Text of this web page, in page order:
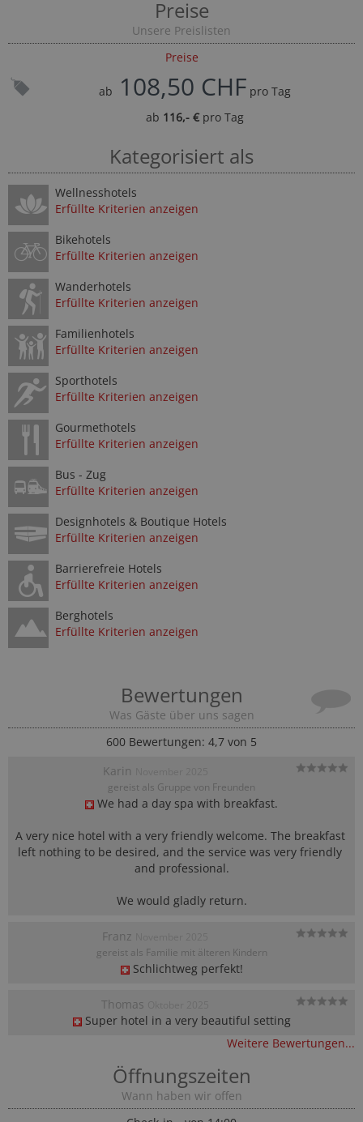
Preise
Unsere Preislisten
Preise
ab 108,50 CHFpro Tag
ab 116,- €pro Tag
Kategorisiert als
Wellnesshotels
Erfüllte Kriterien anzeigen
Bikehotels
Erfüllte Kriterien anzeigen
Wanderhotels
Erfüllte Kriterien anzeigen
Familienhotels
Erfüllte Kriterien anzeigen
Sporthotels
Erfüllte Kriterien anzeigen
Gourmethotels
Erfüllte Kriterien anzeigen
Bus - Zug
Erfüllte Kriterien anzeigen
Designhotels & Boutique Hotels
Erfüllte Kriterien anzeigen
Barrierefreie Hotels
Erfüllte Kriterien anzeigen
Berghotels
Erfüllte Kriterien anzeigen
Bewertungen
Was Gäste über uns sagen
600 Bewertungen: 4,7 von 5
Karin
gereist als Gruppe von Freunden
We had a day spa with breakfast.
A very nice hotel with a very friendly welcome. The breakfast
left nothing to be desired, and the service was very friendly
and professional.
We would gladly return.
Franz
gereist als Familie mit älteren Kindern
Schlichtweg perfekt!
Thomas
Super hotel in a very beautiful setting
Weitere Bewertungen...
Öffnungszeiten
Wann haben wir offen